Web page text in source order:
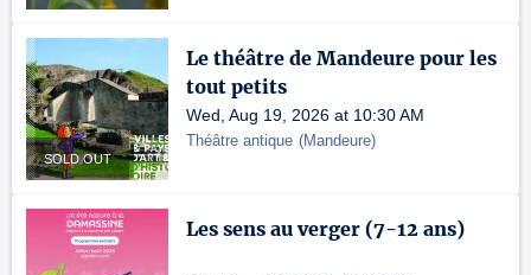
SOLD OUT
Le théâtre de Mandeure pour les
tout petits
Wed, Aug 19, 2026 at 10:30 AM
Théâtre antique (Mandeure)
Les sens au verger (7-12 ans)